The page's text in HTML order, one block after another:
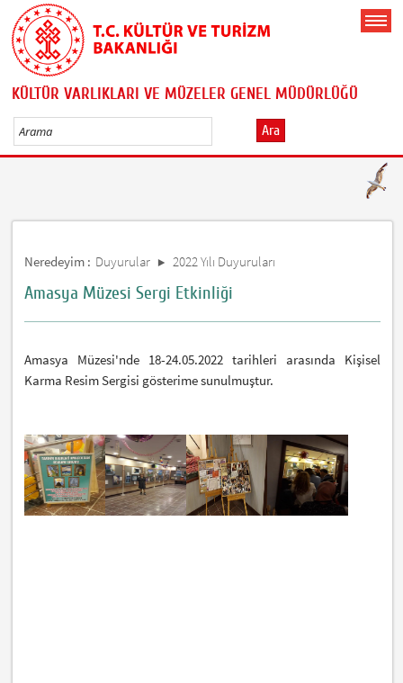
KÜLTÜR VARLIKLARI VE MÜZELER GENEL MÜDÜRLÜĞÜ
Ara
Neredeyim : Duyurular 2022 Yılı Duyuruları
Amasya Müzesi Sergi Etkinliği
Amasya Müzesi'nde 18-24.05.2022 tarihleri arasında Kişisel
Karma Resim Sergisi gösterime sunulmuştur.